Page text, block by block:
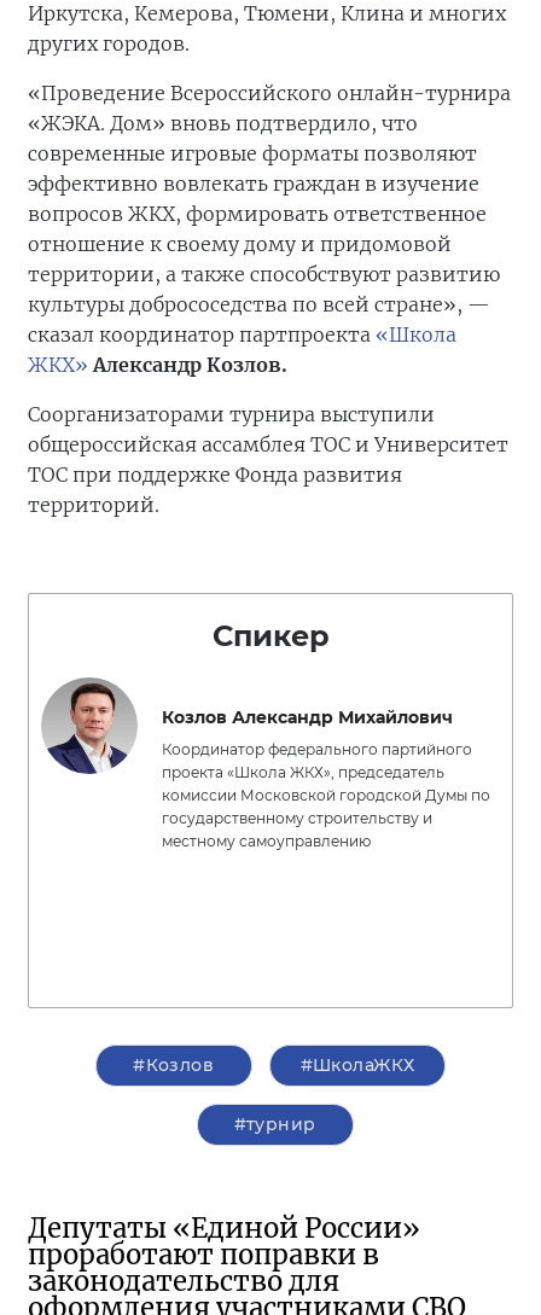
Иркутска, Кемерова, Тюмени, Клина и многих
других городов.
«Проведение Всероссийского онлайн-турнира
«ЖЭКА. Дом» вновь подтвердило, что
современные игровые форматы позволяют
эффективно вовлекать граждан в изучение
вопросов ЖКХ, формировать ответственное
отношение к своему дому и придомовой
территории, а также способствуют развитию
культуры добрососедства по всей стране», —
сказал координатор партпроекта «Школа
ЖКХ» Александр Козлов.
Соорганизаторами турнира выступили
общероссийская ассамблея ТОС и Университет
ТОС при поддержке Фонда развития
территорий.
Спикер
Козлов Александр Михайлович
Координатор федерального партийного
проекта «Школа ЖКХ», председатель
комиссии Московской городской Думы по
государственному строительству и
местному самоуправлению
#Козлов #ШколаЖКХ
#турнир
Депутаты «Единой России»
проработают поправки в
законодательство для
оформления участниками СВО